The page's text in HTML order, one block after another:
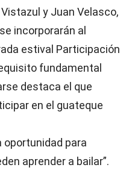
y Juan Velasco,
incorporarán al
estival Participación
fundamental
destaca el que
en el guateque
oportunidad para
aprender a bailar”.